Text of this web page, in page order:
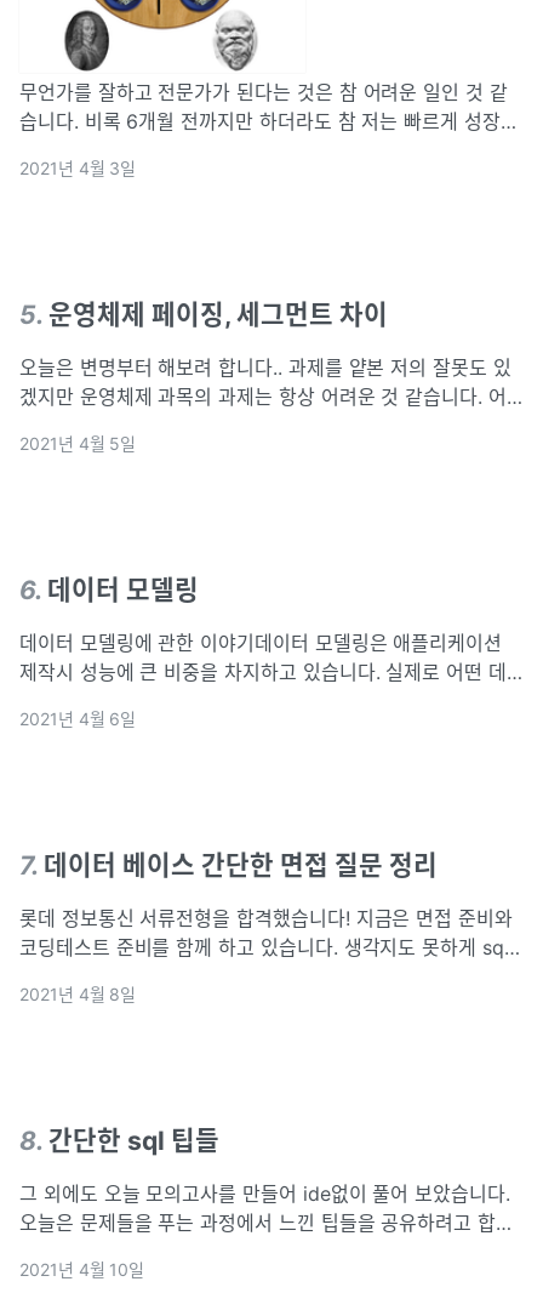
무언가를 잘하고 전문가가 된다는 것은 참 어려운 일인 것 같
습니다. 비록 6개월 전까지만 하더라도 참 저는 빠르게 성장하
힘들었던 것 같습니다.
2021년 4월 3일
5. 운영체제 페이징, 세그먼트 차이
오늘은 변명부터 해보려 합니다.. 과제를 얕본 저의 잘못도 있
겠지만 운영체제 과목의 과제는 항상 어려운 것 같습니다. 어
를 따로 하지 못해 오늘 따로 어제 했던 과제들의 내용과 오늘
2021년 4월 5일
6. 데이터 모델링
데이터 모델링에 관한 이야기데이터 모델링은 애플리케이션
제작시 성능에 큰 비중을 차지하고 있습니다. 실제로 어떤 데
하는 지에 대한 중대한 영향을 미치기 때문입니다.주요 데이터
2021년 4월 6일
7. 데이터 베이스 간단한 면접 질문 정리
롯데 정보통신 서류전형을 합격했습니다! 지금은 면접 준비와
코딩테스트 준비를 함께 하고 있습니다. 생각지도 못하게 sql
을 다시 복습하고 있습니다. 그런김에 다시 데이터 베이스를
2021년 4월 8일
8. 간단한 sql 팁들
그 외에도 오늘 모의고사를 만들어 ide없이 풀어 보았습니다.
오늘은 문제들을 푸는 과정에서 느낀 팁들을 공유하려고 합니
sql문 중복 제거 ifnull : (p1, p2) 구조로 칼럼 p1의
2021년 4월 10일